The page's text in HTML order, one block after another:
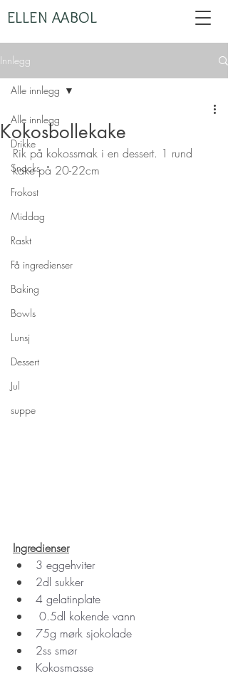
ELLEN AABOL
Innlegg
Alle innlegg
Drikke
Snacks
Frokost
Middag
Raskt
Få ingredienser
Baking
Bowls
Lunsj
Dessert
Jul
suppe
Alle innlegg
Kokosbollekake
Rik på kokossmak i en dessert. 1 rund
kake på 20-22cm
Ingredienser
3 eggehviter
2dl sukker
4 gelatinplate
0.5dl kokende vann
75g mørk sjokolade
2ss smør
Kokosmasse